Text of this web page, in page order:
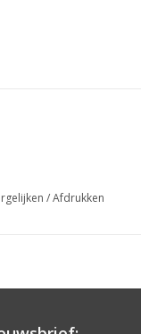
/Afdrukken